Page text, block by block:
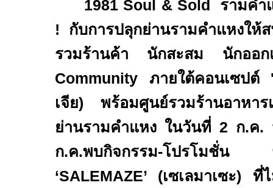
1981Soul & Sold รามค
! กับการปลุกย่านรามคำแหงให้
รวมร้านค้า นักสะสม นักออ
Community ภายใต้คอนเซปต์
เจีย) พร้อมศูนย์รวมร้านอาหา
ย่านรามคำแหง ในวันที่ 2 ก.ค.
ก.ค.พบกิจกรรม-โปรโมชั่น
‘SALEMAZE’ (เซเลมาเซะ) ที่